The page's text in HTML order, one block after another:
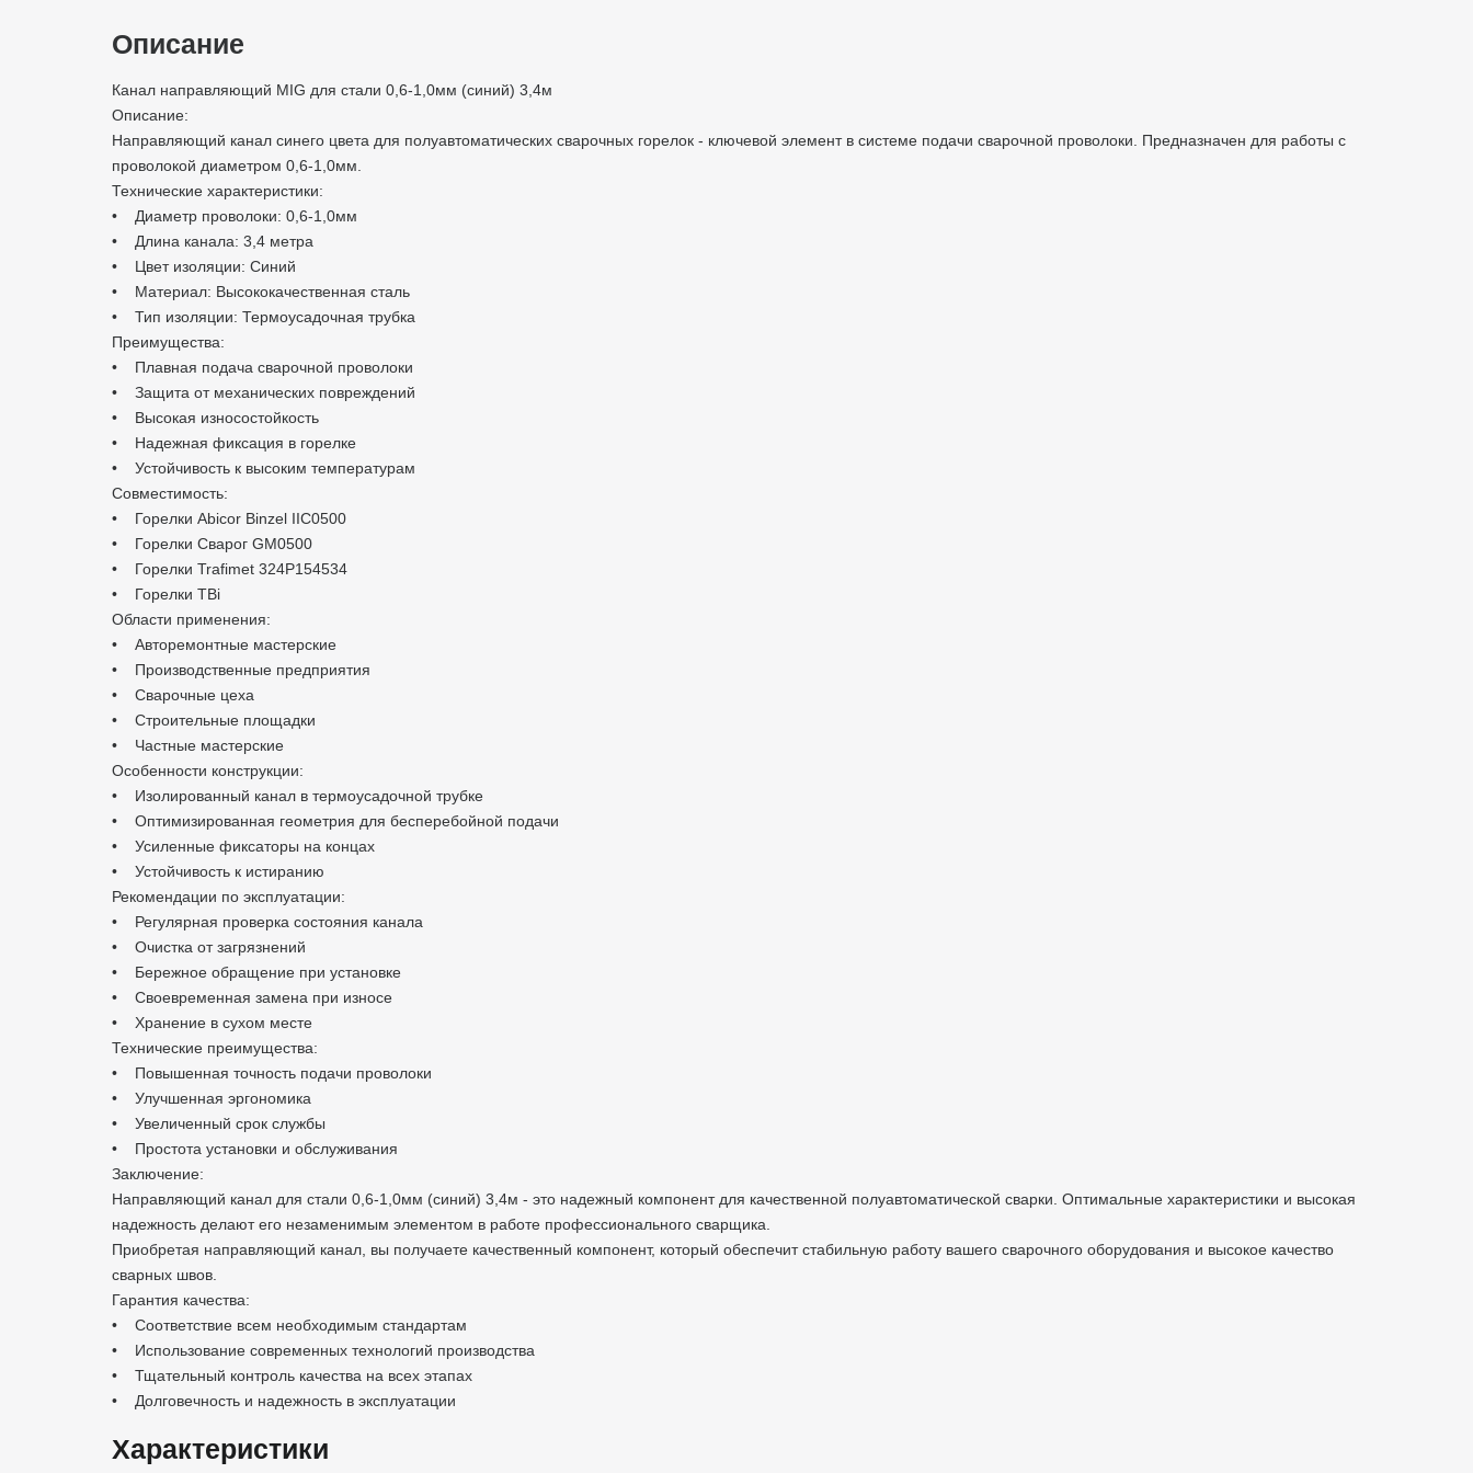
Описание
Канал направляющий MIG для стали 0,6-1,0мм (синий) 3,4м
Описание:
Направляющий канал синего цвета для полуавтоматических сварочных горелок - ключевой элемент в системе подачи сварочной проволоки. Предназначен для работы с
проволокой диаметром 0,6-1,0мм.
Технические характеристики:
• Диаметр проволоки: 0,6-1,0мм
• Длина канала: 3,4 метра
• Цвет изоляции: Синий
• Материал: Высококачественная сталь
• Тип изоляции: Термоусадочная трубка
Преимущества:
• Плавная подача сварочной проволоки
• Защита от механических повреждений
• Высокая износостойкость
• Надежная фиксация в горелке
• Устойчивость к высоким температурам
Совместимость:
• Горелки Abicor Binzel IIC0500
• Горелки Сварог GM0500
• Горелки Trafimet 324P154534
• Горелки TBi
Области применения:
• Авторемонтные мастерские
• Производственные предприятия
• Сварочные цеха
• Строительные площадки
• Частные мастерские
Особенности конструкции:
• Изолированный канал в термоусадочной трубке
• Оптимизированная геометрия для бесперебойной подачи
• Усиленные фиксаторы на концах
• Устойчивость к истиранию
Рекомендации по эксплуатации:
• Регулярная проверка состояния канала
• Очистка от загрязнений
• Бережное обращение при установке
• Своевременная замена при износе
• Хранение в сухом месте
Технические преимущества:
• Повышенная точность подачи проволоки
• Улучшенная эргономика
• Увеличенный срок службы
• Простота установки и обслуживания
Заключение:
Направляющий канал для стали 0,6-1,0мм (синий) 3,4м - это надежный компонент для качественной полуавтоматической сварки. Оптимальные характеристики и высокая
надежность делают его незаменимым элементом в работе профессионального сварщика.
Приобретая направляющий канал, вы получаете качественный компонент, который обеспечит стабильную работу вашего сварочного оборудования и высокое качество
сварных швов.
Гарантия качества:
• Соответствие всем необходимым стандартам
• Использование современных технологий производства
• Тщательный контроль качества на всех этапах
• Долговечность и надежность в эксплуатации
Характеристики